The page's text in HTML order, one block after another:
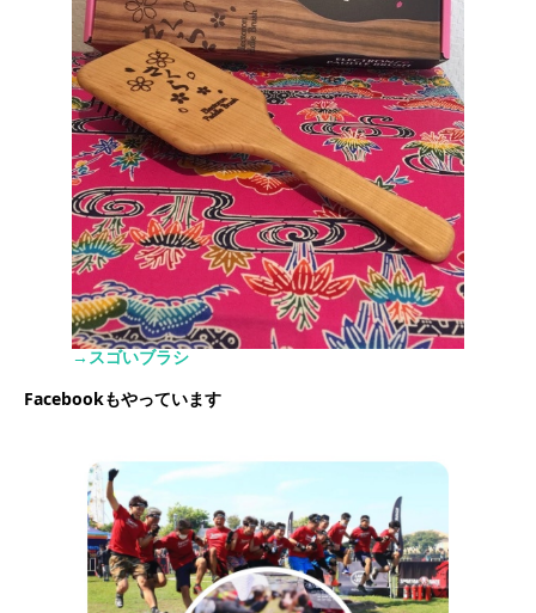
→スゴいブラシ
Facebookもやっています